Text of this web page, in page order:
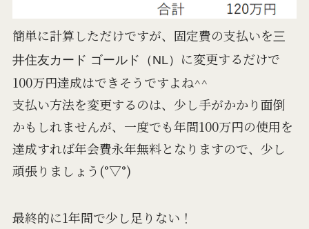
簡単に計算しただけですが、固定費の支払いを三
井住友カード ゴールド（NL）
に変更するだけで
100万円達成はできそうですよね^^
支払い方法を変更するのは、少し手がかかり面倒
かもしれませんが、一度でも年間100万円の使用を
達成すれば年会費永年無料となりますので、少し
頑張りましょう(°▽°)
最終的に1年間で少し足りない！